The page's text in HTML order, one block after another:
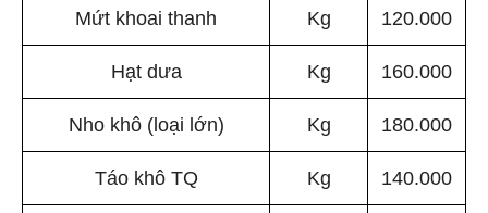
Mứt khoai thanh Kg 120.000
Hạt dưa Kg 160.000
Nho khô (loại lớn) Kg 180.000
Táo khô TQ Kg 140.000